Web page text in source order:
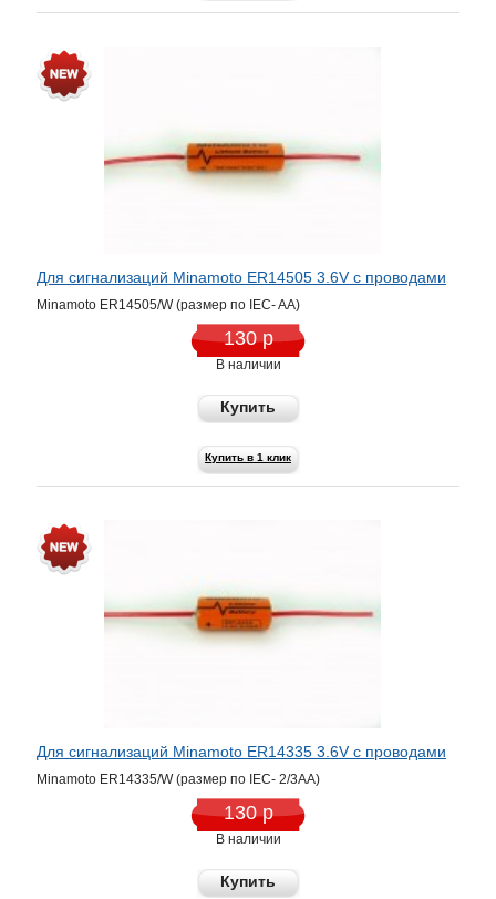
Для сигнализаций Minamoto ER14505 3.6V c проводами
Minamoto ER14505/W (размер по IEC- AA)
130 р
В наличии
Купить
Купить в 1 клик
Для сигнализаций Minamoto ER14335 3.6V c проводами
Minamoto ER14335/W (размер по IEC- 2/3AA)
130 р
В наличии
Купить